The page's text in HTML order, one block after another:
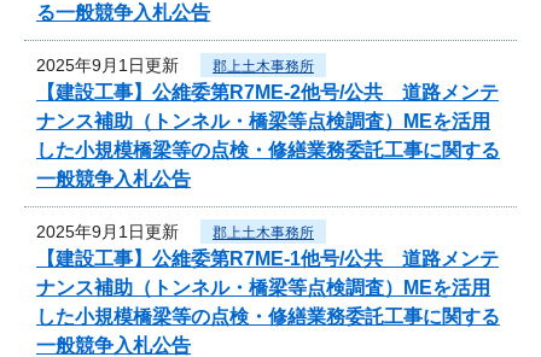
る一般競争入札公告
2025年9月1日更新 郡上土木事務所
【建設工事】公維委第R7ME-2他号/公共 道路メンテ
ナンス補助（トンネル・橋梁等点検調査）MEを活用
した小規模橋梁等の点検・修繕業務委託工事に関する
一般競争入札公告
2025年9月1日更新 郡上土木事務所
【建設工事】公維委第R7ME-1他号/公共 道路メンテ
ナンス補助（トンネル・橋梁等点検調査）MEを活用
した小規模橋梁等の点検・修繕業務委託工事に関する
一般競争入札公告